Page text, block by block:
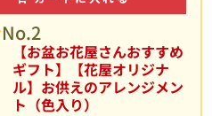
No.2
【お盆お花屋さんおすすめ
ギフト】【花屋オリジナ
ル】お供えのアレンジメン
ト（色入り）